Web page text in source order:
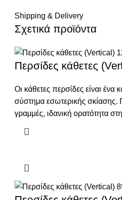
Shipping & Delivery
Σχετικά προϊόντα
Περσίδες κάθετες
Οι κάθετες περσίδες είναι ένα
σύστημα εσωτερικής σκίασης.
γραμμές, ιδανική ορατότητα